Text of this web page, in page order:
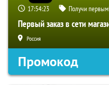
17:54:22 Получи
Первый заказ в сети
Россия
Промокод